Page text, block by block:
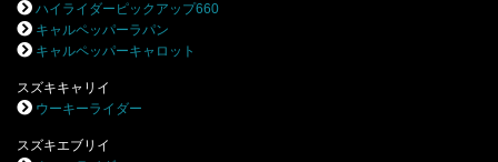
ハイライダーピックアップ660
キャルペッパーラパン
キャルペッパーキャロット
スズキキャリイ
ウーキーライダー
スズキエブリイ